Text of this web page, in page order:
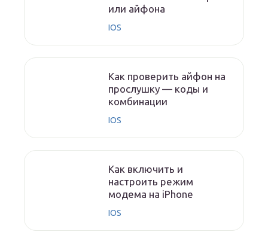
или айфона
IOS
Как проверить айфон на
прослушку — коды и
комбинации
IOS
Как включить и
настроить режим
модема на iPhone
IOS